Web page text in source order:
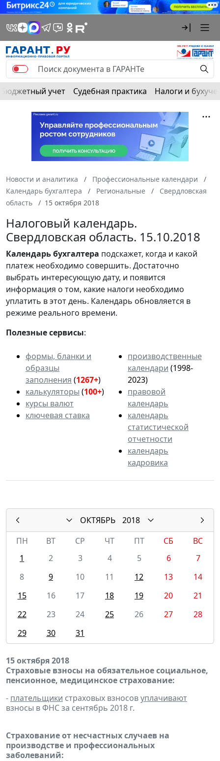
Бюджетный учет Судебная практика Налоги и
Новости и аналитика
Профессиональные календари
Календарь бухгалтера
Региональные
Свердловская
область
15 октября 2018
Налоговый календарь.
Свердловская область. 15.10.2018
Календарьбухгалтера подскажет, когда и какой
платеж необходимо совершить. Достаточно
выбрать интересующую дату, и появится
информация о том, какие налоги необходимо
уплатить в этот день. Календарь обновляется в
режиме реального времени.
Полезные сервисы:
формы, бланки и
образцы
заполнения (1267+)
калькуляторы (100+)
курсы валют
ключевая ставка
производственные
календари (1998-
2023)
правовой
календарь
календарь
статистической
отчетности
календарь
кадровика
ОКТЯБРЬ
2018
ПН
ВТ СР ЧТ ПТ СБ
ВС
1
2 3 4 5 6
7
8
9 10 11 12 13
14
15
16 17 18 19 20
21
22
23 24 25 26 27
28
29
30 31
15 октября 2018
Страховые взносы на обязательное социальное,
пенсионное, медицинское страхование:
- плательщики страховых взносовуплачивают
взносы в ФНС за сентябрь 2018 г.
Страхование от несчастных случаев на
производстве и профессиональных
заболеваний: